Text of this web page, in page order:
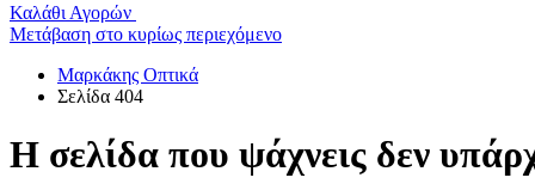
Καλάθι Αγορών
Μετάβαση στο κυρίως περιεχόμενο
Μαρκάκης Οπτικά
Σελίδα 404
Η σελίδα που ψάχνεις δεν